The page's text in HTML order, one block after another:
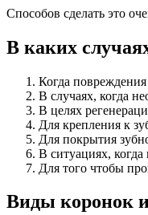
Способов сделать это
В каких
Когда
В случаях, когда
В целях
Для крепления к
Для покрытия
В ситуациях,
Для того чтобы
Виды коронок